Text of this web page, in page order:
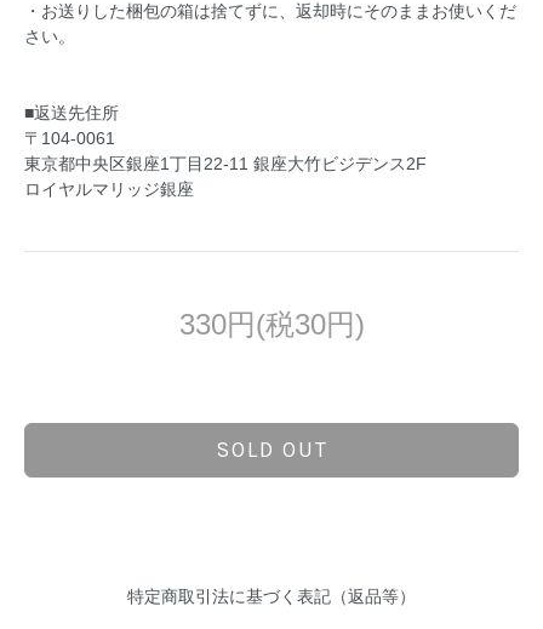
・お送りした梱包の箱は捨てずに、返却時にそのままお使いくだ
さい。
■返送先住所
〒104-0061
東京都中央区銀座1丁目22-11 銀座大竹ビジデンス2F
ロイヤルマリッジ銀座
330円(税30円)
SOLD OUT
特定商取引法に基づく表記（返品等）